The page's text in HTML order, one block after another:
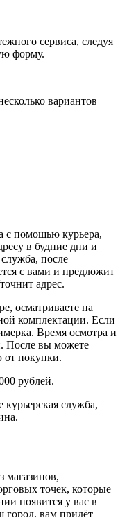
сервиса, следуя
форму.
вариантов
с помощью курьера,
в будние дни и
после
с вами и предложит
адрес.
осматриваете на
комплектации. Если
Время осмотра и
После вы можете
от покупки.
рублей.
служба,
магазинов,
точек, которые
появится у вас в
город, вам придёт